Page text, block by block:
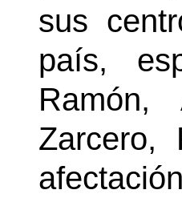
sus
país,
Ramón,